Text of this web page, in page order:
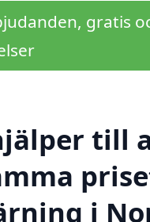
gratis
till
i